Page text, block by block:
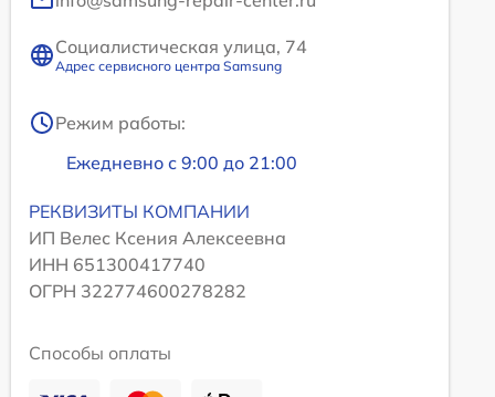
Социалистическая улица, 74
Адрес сервисного центра Samsung
Режим работы:
Ежедневно с 9:00 до 21:00
РЕКВИЗИТЫ КОМПАНИИ
ИП Велес Ксения Алексеевна
ИНН 651300417740
ОГРН 322774600278282
Способы оплаты